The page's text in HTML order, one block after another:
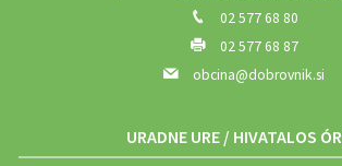
02 577 68 80
02 577 68 87
obcina@dobrovnik.si
URADNE URE / HIVATALOS